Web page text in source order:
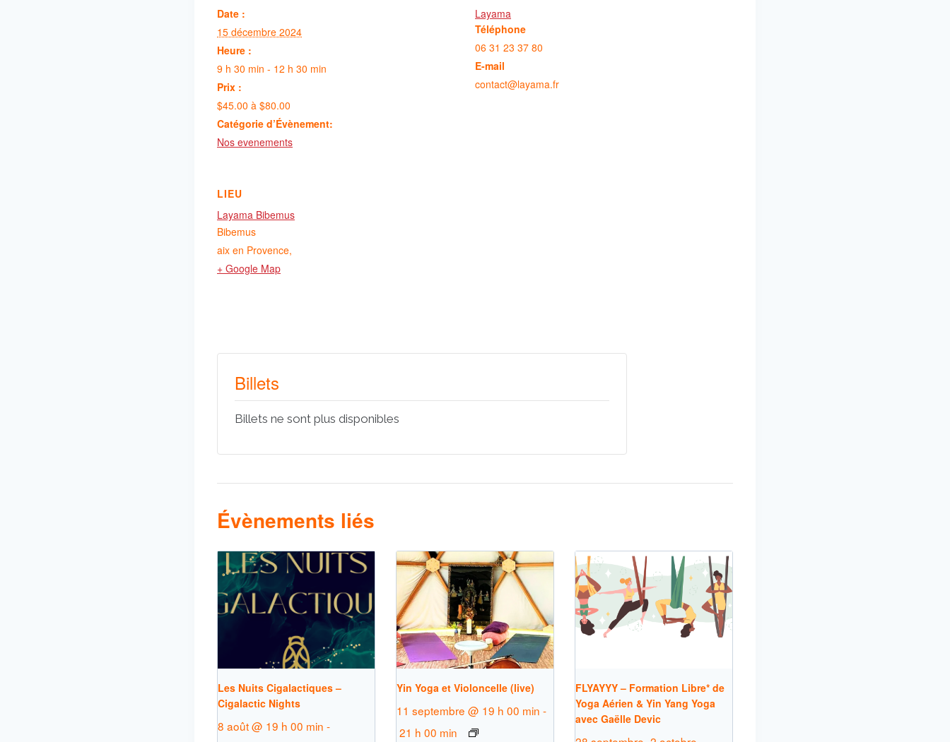
Date :
15 décembre 2024
Heure :
9 h 30 min - 12 h 30 min
Prix :
$45.00 à $80.00
Catégorie d’Évènement:
Nos evenements
Layama
Téléphone
06 31 23 37 80
E-mail
contact@layama.fr
LIEU
Layama Bibemus
Bibemus
aix en Provence,
+ Google Map
Billets
Billets ne sont plus disponibles
Évènements liés
Les Nuits Cigalactiques –
Cigalactic Nights
8 août @ 19 h 00 min -
Yin Yoga et Violoncelle (live)
11 septembre @ 19 h 00 min -
21 h 00 min
FLYAYYY – Formation Libre* de
Yoga Aérien & Yin Yang Yoga
avec Gaëlle Devic